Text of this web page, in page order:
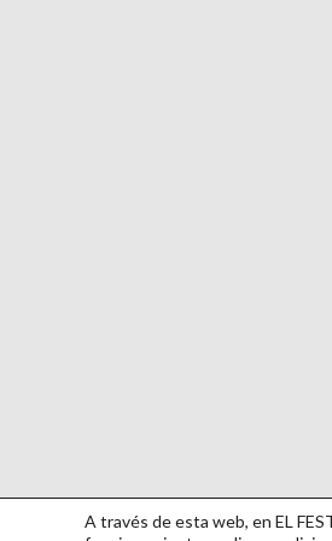
A través de esta web, en EL